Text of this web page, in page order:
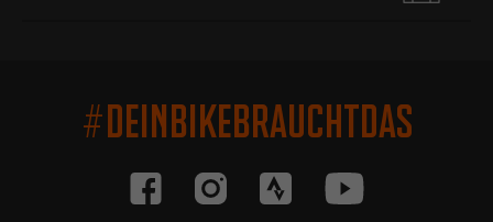
#DEINBIKEBRAUCHTDAS